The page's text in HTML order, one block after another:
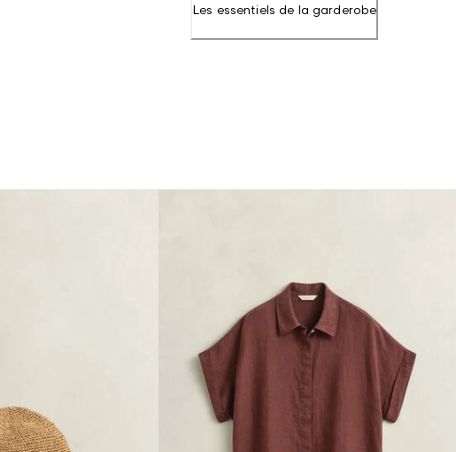
Les essentiels de la garderobe